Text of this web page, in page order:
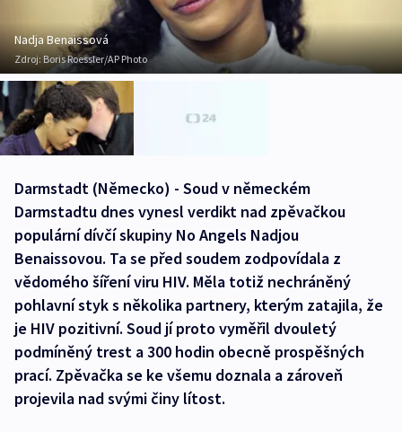
Nadja Benaissová
Zdroj:Boris Roessler/AP Photo
Darmstadt (Německo) - Soud v německém
Darmstadtu dnes vynesl verdikt nad zpěvačkou
populární dívčí skupiny No Angels Nadjou
Benaissovou. Ta se před soudem zodpovídala z
vědomého šíření viru HIV. Měla totiž nechráněný
pohlavní styk s několika partnery, kterým zatajila, že
je HIV pozitivní. Soud jí proto vyměřil dvouletý
podmíněný trest a 300 hodin obecně prospěšných
prací. Zpěvačka se ke všemu doznala a zároveň
projevila nad svými činy lítost.